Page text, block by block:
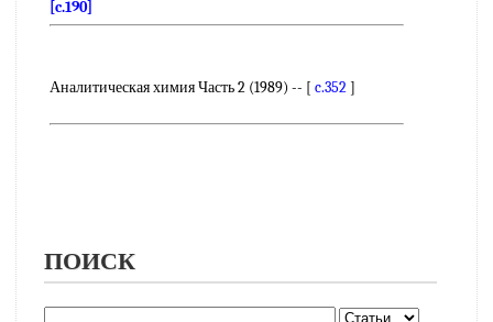
[c.190]
Аналитическая химия Часть 2 (1989) -- [ c.352]
ПОИСК